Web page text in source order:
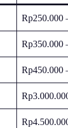
Rp250.000
Rp350.000
Rp450.000